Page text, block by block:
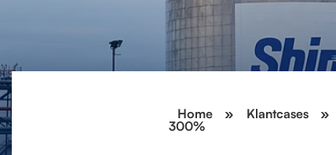
Home » Klantcases »
300%